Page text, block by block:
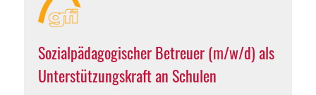
Sozialpädagogischer Betreuer (m/w/d) als
Unterstützungskraft an Schulen